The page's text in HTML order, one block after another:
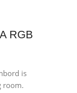
RGB
is
room.